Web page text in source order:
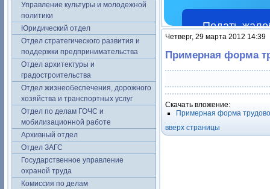
Управление культуры и молодежной
политики
Юридический отдел
Отдел стратегического развития и
поддержки предпринимательства
Отдел архитектуры и
градостроительства
Отдел жизнеобеспечения, дорожного
хозяйства и транспортных услуг
Отдел по делам ГОЧС и
мобилизационной работе
Архивный отдел
Отдел ЗАГС
Государственное управление
охраной труда
Комиссия по делам
Подать
Четверг, 29 марта 2012 14:39
Примерная форма
Скачать вложение:
Примерная форма
вверх страницы